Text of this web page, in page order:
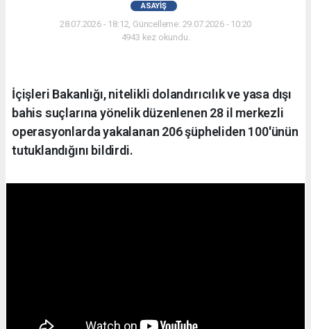
ASAYIŞ
28.07.2026 - 18:12, Güncelleme: 29.07.2026 - 10:20
4943 kez okundu.
İçişleri Bakanlığı, nitelikli dolandırıcılık ve yasa dışı
bahis suçlarına yönelik düzenlenen 28 il merkezli
operasyonlarda yakalanan 206 şüpheliden 100'ünün
tutuklandığını bildirdi.